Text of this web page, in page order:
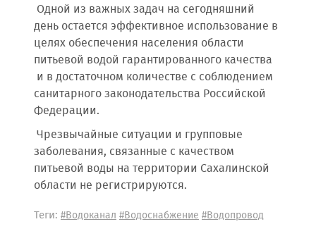
Одной из важных задач на сегодняшний
день остается эффективное использование в
целях обеспечения населения области
питьевой водой гарантированного качества
и в достаточном количестве с соблюдением
санитарного законодательства Российской
Федерации.
Чрезвычайные ситуации и групповые
заболевания, связанные с качеством
питьевой воды на территории Сахалинской
области не регистрируются.
Теги: #Водоканал#Водоснабжение#Водопровод